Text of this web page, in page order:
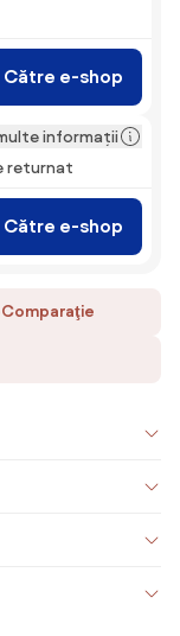
Către e-shop
informații
returnat
Către e-shop
Comparaţie